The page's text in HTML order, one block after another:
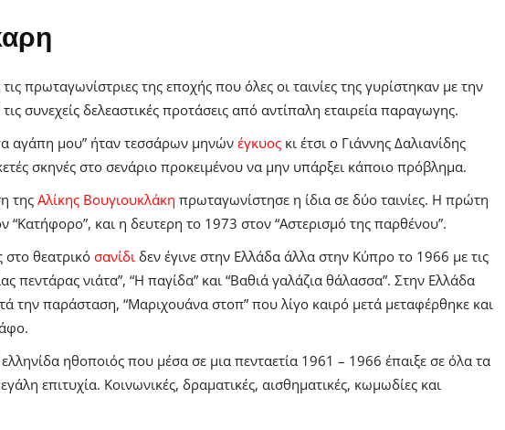
πρωταγωνίστριες της εποχής που όλες οι ταινίες της γυρίστηκαν με την
συνεχείς δελεαστικές προτάσεις από αντίπαλη εταιρεία παραγωγης.
αγάπη μου” ήταν τεσσάρων μηνώνέγκυος κι έτσι ο Γιάννης Δαλιανίδης
σκηνές στο σενάριο προκειμένου να μην υπάρξει κάποιο πρόβλημα.
της Αλίκης Βουγιουκλάκη πρωταγωνίστησε η ίδια σε δύο ταινίες. Η πρώτη
“Κατήφορο”, και η δευτερη το 1973 στον “Αστερισμό της παρθένου”.
στο θεατρικό σανίδι δεν έγινε στην Ελλάδα άλλα στην Κύπρο το 1966 με τις
πεντάρας νιάτα”, “Η παγίδα” και “Βαθιά γαλάζια θάλασσα”. Στην Ελλάδα
την παράσταση, “Μαριχουάνα στοπ” που λίγο καιρό μετά μεταφέρθηκε και
ελληνίδα ηθοποιός που μέσα σε μια πενταετία 1961 – 1966 έπαιξε σε όλα τα
επιτυχία. Κοινωνικές, δραματικές, αισθηματικές, κωμωδίες και